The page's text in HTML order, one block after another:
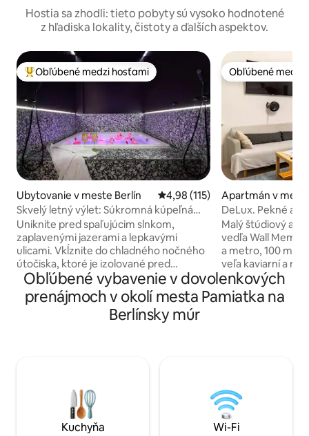
Hostia sa zhodli: tieto pobyty sú vysoko hodnotené
z hľadiska lokality, čistoty a ďalších aspektov.
Najobľúbenejšie medzi hosťami
Obľúbené medzi hosťami
Ubytovanie v meste Berlín Priemerné ohodnotenie 4,98 z
4,98 (115)
Skvelý letný výlet: Súkromná kúpeľná
oáza v Kreuzbergu
Uniknite pred spaľujúcim slnkom,
zaplavenými jazerami a lepkavými
ulicami. Vkĺznite do chladného nočného
útočiska, ktoré je izolované pred
horúcimi letnými horúčavami. Ponorte
sa do sviežej, bublinkovej vody svojej
súkromnej vírivky s rozmermi 1,80 x 1,80
dažďovú sprchu, relaxačný salónik,
kuchynský kút a luxusnú manželskú
posteľ veľkosti King. Čítajte ďalej:
Obľúbené medzi
Obľúbené medzi
Apartmán v
DeLux. Pekné a
Memorial
Malý štúdiový
vedľa Wall
a metro, 100 m
veľa kaviarní a
apartmánu. U-
Alexanderplatz
zastávok na
kultúrne
25 minút chôdze od múzejného
30 minút chôdze
Obľúbené vybavenie v dovolenkových
prenájmoch v okolí mesta Pamiatka na
Berlínsky múr
Kuchyňa Wi-Fi